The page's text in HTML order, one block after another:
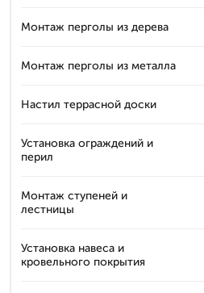
Монтаж перголы из дерева
Монтаж перголы из металла
Настил террасной доски
Установка ограждений и
перил
Монтаж ступеней и
лестницы
Установка навеса и
кровельного покрытия